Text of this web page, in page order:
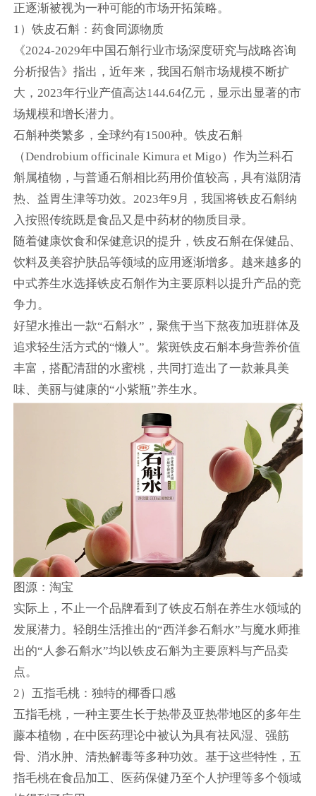
正逐渐被视为一种可能的市场开拓策略。
1）铁皮石斛：药食同源物质
《2024-2029年中国石斛行业市场深度研究与战略咨询
分析报告》指出，近年来，我国石斛市场规模不断扩
大，2023年行业产值高达144.64亿元，显示出显著的市
场规模和增长潜力。
石斛种类繁多，全球约有1500种。铁皮石斛
（Dendrobium officinale Kimura et Migo）作为兰科石
斛属植物，与普通石斛相比药用价值较高，具有滋阴清
热、益胃生津等功效。2023年9月，我国将铁皮石斛纳
入按照传统既是食品又是中药材的物质目录。
随着健康饮食和保健意识的提升，铁皮石斛在保健品、
饮料及美容护肤品等领域的应用逐渐增多。越来越多的
中式养生水选择铁皮石斛作为主要原料以提升产品的竞
争力。
好望水推出一款“石斛水”，聚焦于当下熬夜加班群体及
追求轻生活方式的“懒人”。紫斑铁皮石斛本身营养价值
丰富，搭配清甜的水蜜桃，共同打造出了一款兼具美
味、美丽与健康的“小紫瓶”养生水。
图源：淘宝
实际上，不止一个品牌看到了铁皮石斛在养生水领域的
发展潜力。轻朗生活推出的“西洋参石斛水”与魔水师推
出的“人参石斛水”均以铁皮石斛为主要原料与产品卖
点。
2）五指毛桃：独特的椰香口感
五指毛桃，一种主要生长于热带及亚热带地区的多年生
藤本植物，在中医药理论中被认为具有祛风湿、强筋
骨、消水肿、清热解毒等多种功效。基于这些特性，五
指毛桃在食品加工、医药保健乃至个人护理等多个领域